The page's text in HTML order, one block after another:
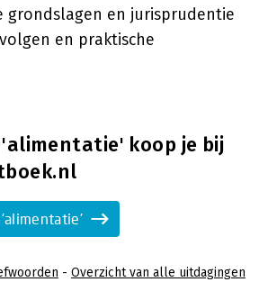
grondslagen en jurisprudentie
en praktische
'alimentatie' koop je bij
- Overzicht van alle uitdagingen